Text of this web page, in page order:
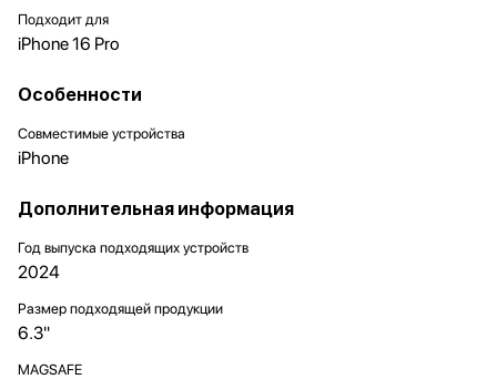
Подходит для
iPhone 16 Pro
Особенности
Совместимые устройства
iPhone
Дополнительная информация
Год выпуска подходящих устройств
2024
Размер подходящей продукции
6.3"
MAGSAFE